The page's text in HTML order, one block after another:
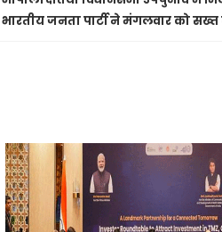
से मुख्यमंत्री श्री विष�
भारतीय जनता पार्टी ने मंगलवार को सख्त